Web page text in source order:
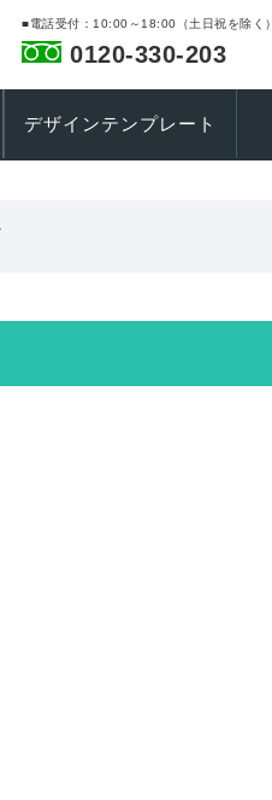
■電話受付：10:00～18:00（土日祝を除く）
0120-330-203
デザインテンプレート